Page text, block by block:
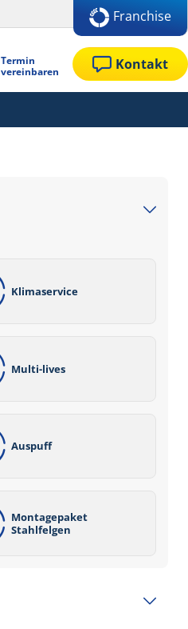
Franchise
Termin
vereinbaren
Kontakt
Klimaservice
Multi-lives
Auspuff
Montagepaket
Stahlfelgen